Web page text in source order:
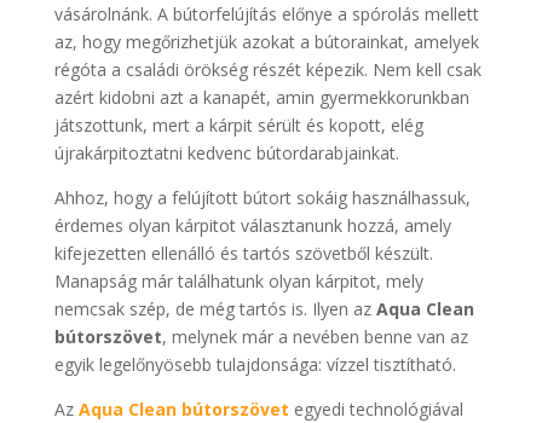
vásárolnánk. A bútorfelújítás előnye a spórolás mellett
az, hogy megőrizhetjük azokat a bútorainkat, amelyek
régóta a családi örökség részét képezik. Nem kell csak
azért kidobni azt a kanapét, amin gyermekkorunkban
játszottunk, mert a kárpit sérült és kopott, elég
újrakárpitoztatni kedvenc bútordarabjainkat.
Ahhoz, hogy a felújított bútort sokáig használhassuk,
érdemes olyan kárpitot választanunk hozzá, amely
kifejezetten ellenálló és tartós szövetből készült.
Manapság már találhatunk olyan kárpitot, mely
nemcsak szép, de még tartós is. Ilyen az Aqua Clean
bútorszövet, melynek már a nevében benne van az
egyik legelőnyösebb tulajdonsága: vízzel tisztítható.
Az Aqua Clean bútorszövet egyedi technológiával